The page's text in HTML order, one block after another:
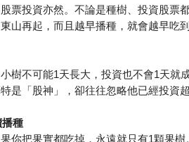
票投資亦然。不論是種樹、投資股票
山再起，而且越早播種，就會越早吃
樹不可能1天長大，投資也不會1天就
是「股神」，卻往往忽略他已經投資
播種
你把果實都吃掉，永遠就只有1顆果